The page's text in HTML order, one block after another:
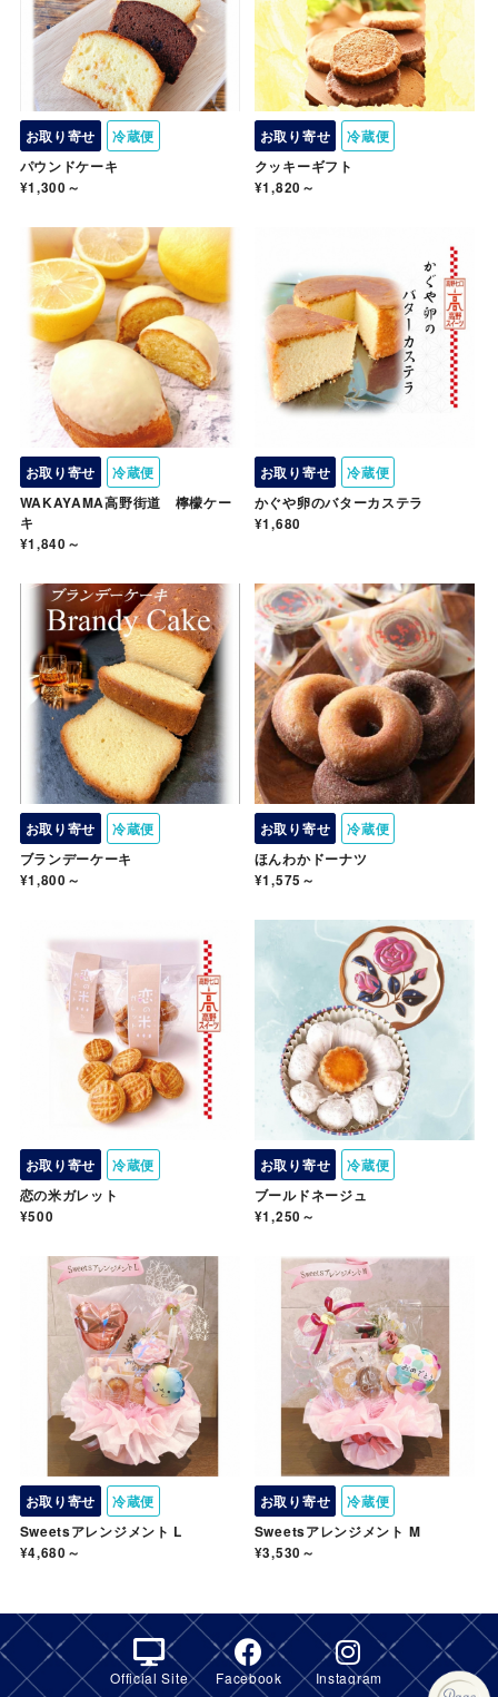
お取り寄せ
冷蔵便
パウンドケーキ
¥1,300～
お取り寄せ
冷蔵便
クッキーギフト
¥1,820～
お取り寄せ
冷蔵便
WAKAYAMA高野街道 檸檬ケー
キ
¥1,840～
お取り寄せ
冷蔵便
かぐや卵のバターカステラ
¥1,680
お取り寄せ
冷蔵便
ブランデーケーキ
¥1,800～
お取り寄せ
冷蔵便
ほんわかドーナツ
¥1,575～
お取り寄せ
冷蔵便
恋の米ガレット
¥500
お取り寄せ
冷蔵便
ブールドネージュ
¥1,250～
お取り寄せ
冷蔵便
Sweetsアレンジメント L
¥4,680～
お取り寄せ
冷蔵便
Sweetsアレンジメント M
¥3,530～
Official Site Facebook Instagram